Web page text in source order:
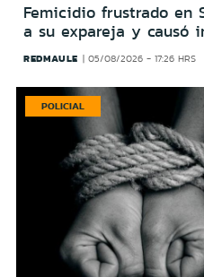
Femicidio frustrado en
a su expareja y causó
REDMAULE 05/08/2026 - 17:26 HRS
POLICIAL